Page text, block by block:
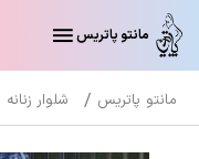
مانتو پاتریس
مانتو پاتریس شلوار زنانه